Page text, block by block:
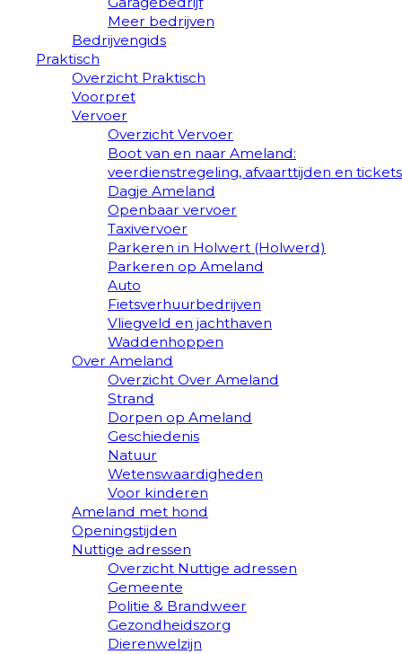
Meer bedrijven
Bedrijvengids
Praktisch
Overzicht Praktisch
Voorpret
Vervoer
Overzicht Vervoer
Boot van en naar Ameland:
veerdienstregeling, afvaarttijden en tickets
Dagje Ameland
Openbaar vervoer
Taxivervoer
Parkeren in Holwert (Holwerd)
Parkeren op Ameland
Auto
Fietsverhuurbedrijven
Vliegveld en jachthaven
Waddenhoppen
Over Ameland
Overzicht Over Ameland
Strand
Dorpen op Ameland
Geschiedenis
Natuur
Wetenswaardigheden
Voor kinderen
Ameland met hond
Openingstijden
Nuttige adressen
Overzicht Nuttige adressen
Gemeente
Politie & Brandweer
Gezondheidszorg
Dierenwelzijn